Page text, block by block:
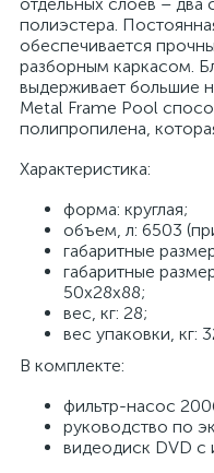
полиэстера.
обеспечивается
разборным каркасом.
выдерживает большие
Metal Frame Pool
полипропилена,
Характеристика:
форма: круглая;
объем, л: 6503
габаритные
габаритные
50х28х88;
вес, кг: 28;
вес упаковки, кг:
В комплекте:
фильтр-насос
руководство по
видеодиск DVD с